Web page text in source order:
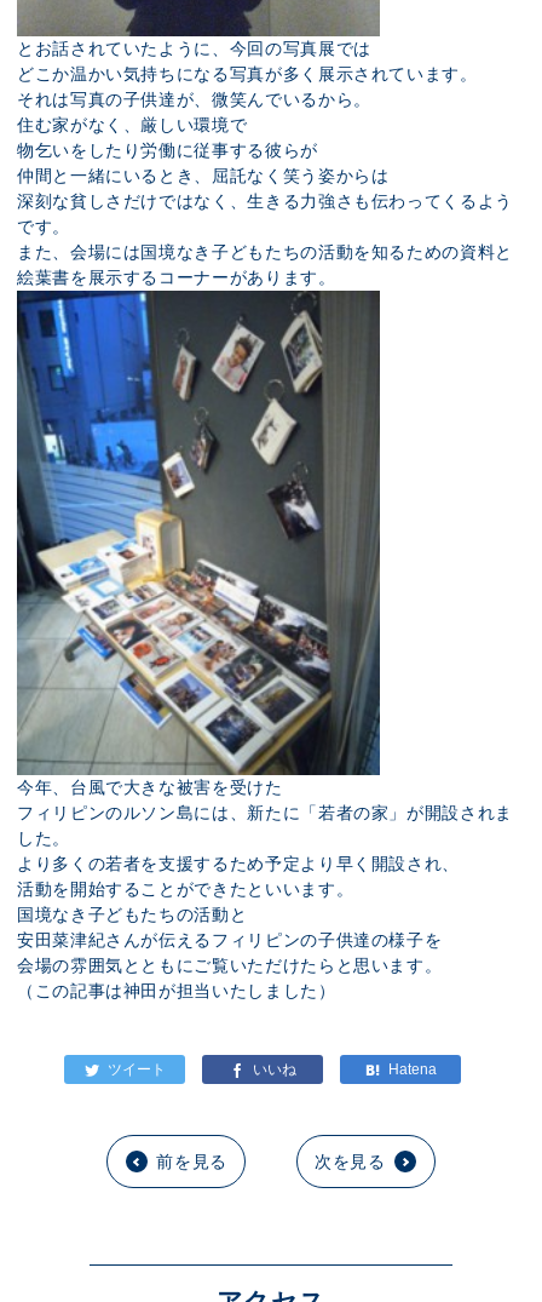
とお話されていたように、今回の写真展では
どこか温かい気持ちになる写真が多く展示されています。
それは写真の子供達が、微笑んでいるから。
住む家がなく、厳しい環境で
物乞いをしたり労働に従事する彼らが
仲間と一緒にいるとき、屈託なく笑う姿からは
深刻な貧しさだけではなく、生きる力強さも伝わってくるよう
です。
また、会場には国境なき子どもたちの活動を知るための資料と
絵葉書を展示するコーナーがあります。
今年、台風で大きな被害を受けた
フィリピンのルソン島には、新たに「若者の家」が開設されま
した。
より多くの若者を支援するため予定より早く開設され、
活動を開始することができたといいます。
国境なき子どもたちの活動と
安田菜津紀さんが伝えるフィリピンの子供達の様子を
会場の雰囲気とともにご覧いただけたらと思います。
（この記事は神田が担当いたしました）
前を見る 次を見る